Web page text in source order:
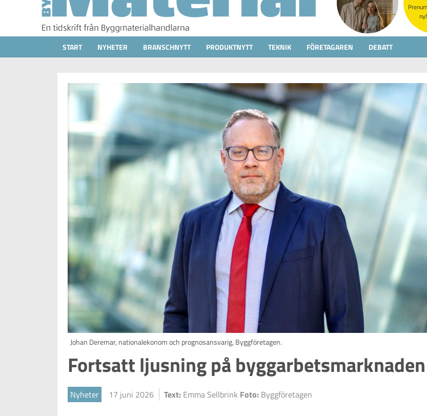
START NYHETER BRANSCHNYTT PRODUKTNYTT TEKNIK FÖRETAGAREN DEBATT
Johan Deremar, nationalekonom och prognosansvarig, Byggföretagen.
Fortsatt ljusning på byggarbetsmarknaden
Nyheter 17 juni 2026 Text: Emma Sellbrink Foto: Byggföretagen